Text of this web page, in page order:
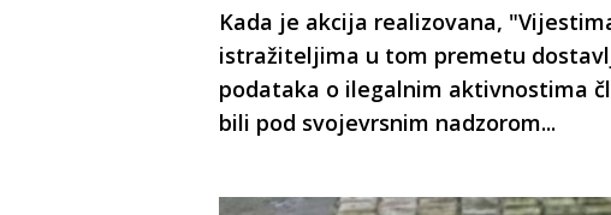
Kada je akcija realizovana,
istražiteljima u tom premetu
podataka o ilegalnim aktivnostima
bili pod svojevrsnim nadzorom...